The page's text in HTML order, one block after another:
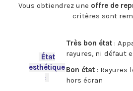
Vous obtiendrez une offre de
critères sont
État
esthétique
:
Très bon état :
rayures, ni défaut
Bon état : Rayures
hors écran